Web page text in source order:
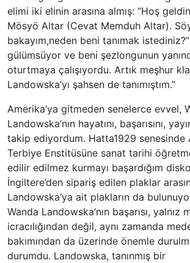
elimi iki elinin arasına almış: “Hoş
Mösyö Altar (Cevat Memduh Altar).
bakayım,neden beni tanımak
gülümsüyor ve beni şezlongunun
oturtmaya çalışıyordu. Artık meşhur
Landowska’yı şahsen de tanımıştım.”
Amerika’ya gitmeden senelerce evvel,
Landowska’nın hayatını, başarısını,
takip ediyordum. Hatta1929 senesinde
Terbiye Enstitüsüne sanat tarihi
edilir edilmez kurmayı başardığım
İngiltere’den sipariş edilen plaklar
Landowska’ya ait plakların da
Wanda Landowska’nın başarısı, yalnız
icracılığından değil, aynı zamanda
bakımından da üzerinde önemle
durumdu. Landowska, tanınmış bir